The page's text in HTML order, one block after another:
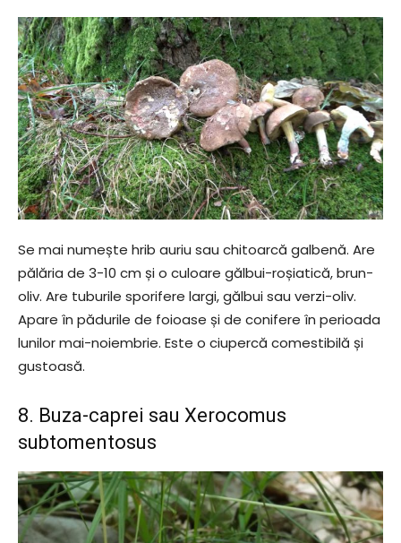
Se mai numește hrib auriu sau chitoarcă galbenă. Are
pălăria de 3-10 cm și o culoare gălbui-roșiatică, brun-
oliv. Are tuburile sporifere largi, gălbui sau verzi-oliv.
Apare în pădurile de foioase și de conifere în perioada
lunilor mai-noiembrie. Este o ciupercă comestibilă și
gustoasă.
8. Buza-caprei sau Xerocomus
subtomentosus